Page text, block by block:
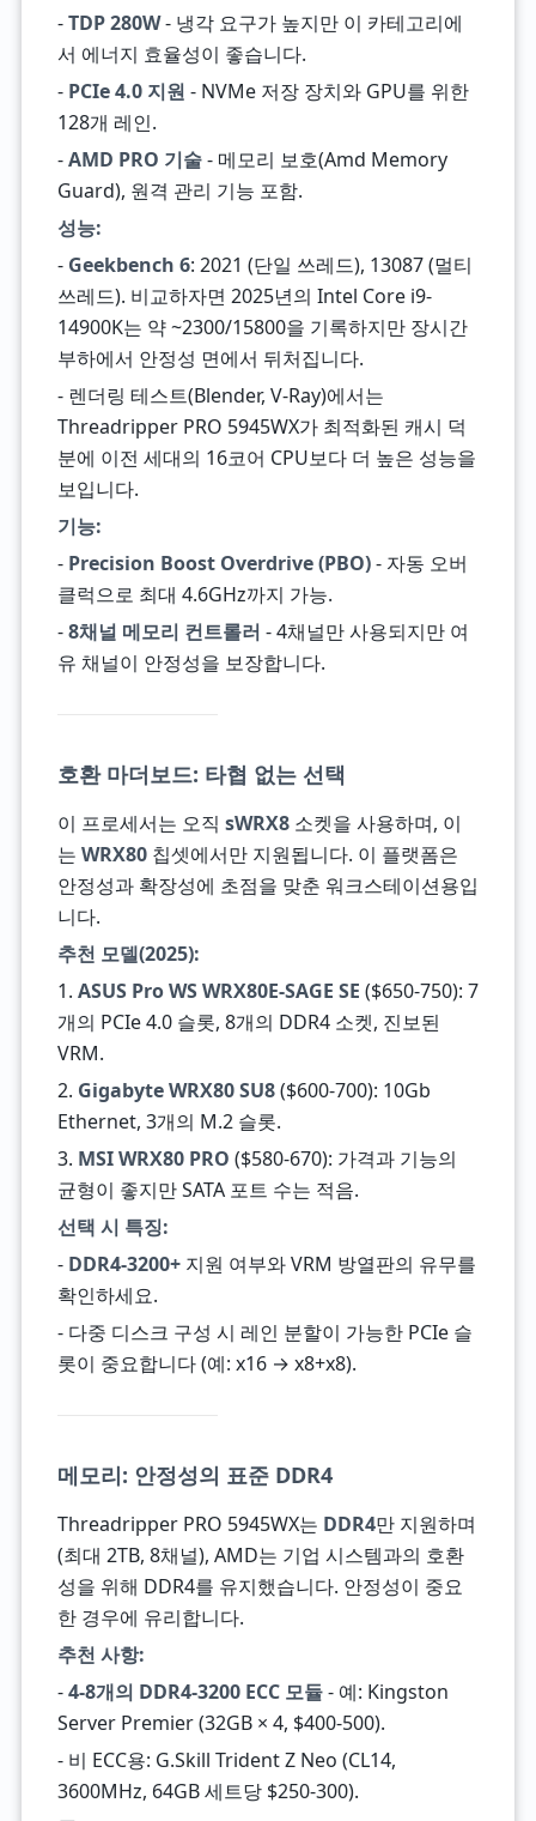
-TDP 280W- 냉각 요구가 높지만 이 카테고리에
서 에너지 효율성이 좋습니다.
- PCIe 4.0 지원 - NVMe 저장 장치와 GPU를 위한
128개 레인.
-AMD PRO 기술- 메모리 보호(Amd Memory
Guard), 원격 관리 기능 포함.
성능:
- Geekbench 6: 2021 (단일 쓰레드), 13087 (멀티
쓰레드). 비교하자면 2025년의 Intel Core i9-
14900K는 약 ~2300/15800을 기록하지만 장시간
부하에서 안정성 면에서 뒤처집니다.
- 렌더링 테스트(Blender, V-Ray)에서는
Threadripper PRO 5945WX가 최적화된 캐시 덕
분에 이전 세대의 16코어 CPU보다 더 높은 성능을
보입니다.
기능:
- Precision Boost Overdrive (PBO)- 자동 오버
클럭으로 최대 4.6GHz까지 가능.
-8채널 메모리 컨트롤러 - 4채널만 사용되지만 여
유 채널이 안정성을 보장합니다.
호환 마더보드: 타협 없는 선택
이 프로세서는 오직 sWRX8소켓을 사용하며, 이
는 WRX80칩셋에서만 지원됩니다. 이 플랫폼은
안정성과 확장성에 초점을 맞춘 워크스테이션용입
니다.
추천 모델(2025):
1. ASUS Pro WS WRX80E-SAGE SE ($650-750): 7
개의 PCIe 4.0 슬롯, 8개의 DDR4 소켓, 진보된
VRM.
2. Gigabyte WRX80 SU8($600-700): 10Gb
Ethernet, 3개의 M.2 슬롯.
3. MSI WRX80 PRO ($580-670): 가격과 기능의
균형이 좋지만 SATA 포트 수는 적음.
선택 시 특징:
- DDR4-3200+지원 여부와 VRM 방열판의 유무를
확인하세요.
- 다중 디스크 구성 시 레인 분할이 가능한 PCIe 슬
롯이 중요합니다 (예: x16 → x8+x8).
메모리: 안정성의 표준 DDR4
Threadripper PRO 5945WX는 DDR4만 지원하며
(최대 2TB, 8채널), AMD는 기업 시스템과의 호환
성을 위해 DDR4를 유지했습니다. 안정성이 중요
한 경우에 유리합니다.
추천 사항:
-4-8개의 DDR4-3200 ECC 모듈- 예: Kingston
Server Premier (32GB × 4, $400-500).
- 비 ECC용: G.Skill Trident Z Neo (CL14,
3600MHz, 64GB 세트당 $250-300).